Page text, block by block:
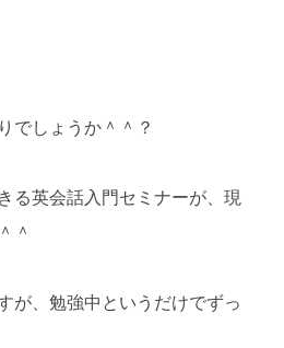
でしょうか＾＾？
る英会話入門セミナーが、現
＾
が、勉強中というだけでずっ